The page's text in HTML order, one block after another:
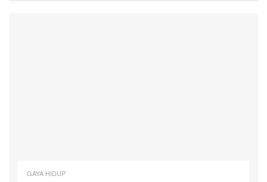
GAYA HIDUP